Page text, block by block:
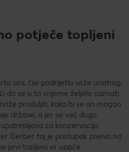
potječe topljeni
sira, čije podrijetlo seže unatrag,
da se u to vrijeme željelo saznati
produljiti, kako bi se on mogao
države, a jer se već dugo
za konzervaciju
Gerber taj je postupak prenio na
prvi topljeni sir uopće.